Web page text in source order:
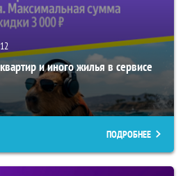
12
и иного жилья в сервисе
ПОДРОБНЕЕ